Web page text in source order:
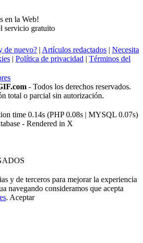
en la Web!
servicio gratuito
de nuevo? | Artículos redactados | Necesita
| Política de privacidad | Términos del
- Todos los derechos reservados.
total o parcial sin autorización.
time 0.14s (PHP 0.08s | MYSQL 0.07s)
- Rendered in X
y de terceros para mejorar la experiencia
navegando consideramos que acepta
. Aceptar